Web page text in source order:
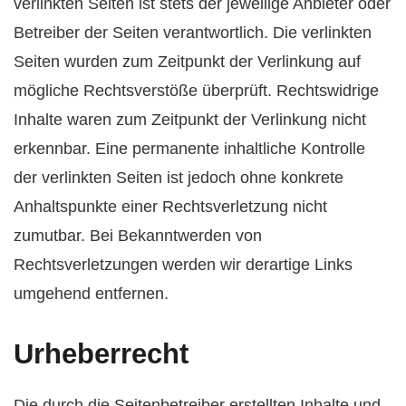
Betreiber der Seiten verantwortlich. Die verlinkten
Seiten wurden zum Zeitpunkt der Verlinkung auf
mögliche Rechtsverstöße überprüft. Rechtswidrige
Inhalte waren zum Zeitpunkt der Verlinkung nicht
erkennbar. Eine permanente inhaltliche Kontrolle
der verlinkten Seiten ist jedoch ohne konkrete
Anhaltspunkte einer Rechtsverletzung nicht
zumutbar. Bei Bekanntwerden von
Rechtsverletzungen werden wir derartige Links
umgehend entfernen.
Urheberrecht